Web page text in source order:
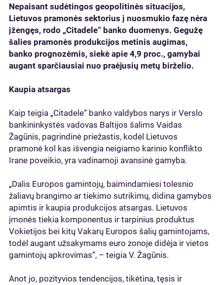
Nepaisant sudėtingos geopolitinės situacijos,
Lietuvos pramonės sektorius į nuosmukio fazę nėra
įžengęs, rodo „Citadele“ banko duomenys. Gegužę
šalies pramonės produkcijos metinis augimas,
banko prognozėmis, siekė apie 4,9 proc., gamybai
augant sparčiausiai nuo praėjusių metų birželio.
Kaupia atsargas
Kaip teigia „Citadele“ banko valdybos narys ir Verslo
bankininkystės vadovas Baltijos šalims Vaidas
Žagūnis, pagrindinė priežastis, kodėl Lietuvos
pramonė kol kas išvengia neigiamo karinio konflikto
Irane poveikio, yra vadinamoji avansinė gamyba.
„Dalis Europos gamintojų, baimindamiesi tolesnio
žaliavų brangimo ar tiekimo sutrikimų, didina gamybos
apimtis ir kaupia produkcijos atsargas. Lietuvos
įmonės tiekia komponentus ir tarpinius produktus
Vokietijos bei kitų Vakarų Europos šalių gamintojams,
todėl augant užsakymams euro zonoje didėja ir vietos
gamintojų apkrovimas“, – teigia V. Žagūnis.
Anot jo, pozityvios tendencijos, tikėtina, tęsis ir